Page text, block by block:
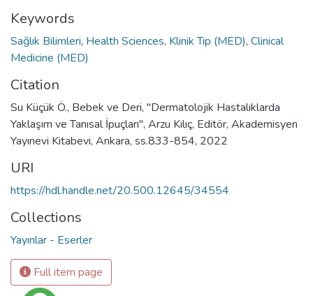
Keywords
Sağlık Bilimleri, Health Sciences, Klinik Tıp (MED), Clinical
Medicine (MED)
Citation
Su Küçük Ö., Bebek ve Deri, "Dermatolojik Hastalıklarda
Yaklaşım ve Tanısal İpuçları", Arzu Kılıç, Editör, Akademisyen
Yayınevi Kitabevi, Ankara, ss.833-854, 2022
URI
https://hdl.handle.net/20.500.12645/34554
Collections
Yayınlar - Eserler
Full item page